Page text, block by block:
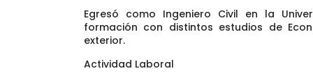
Egresó como Ingeniero Civil en la
formación con distintos estudios de
exterior.
Actividad Laboral